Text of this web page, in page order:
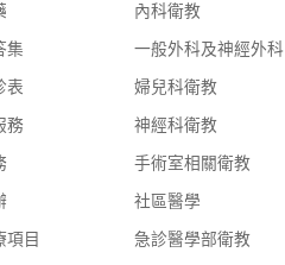
集
表
務
項目
內科衛教
一般外科及神經外科
婦兒科衛教
神經科衛教
手術室相關衛教
社區醫學
急診醫學部衛教